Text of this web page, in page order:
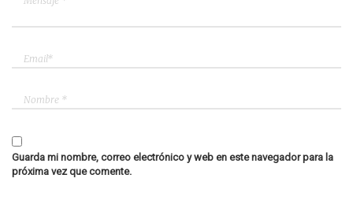
Guarda mi nombre, correo electrónico y web en este navegador para la
próxima vez que comente.